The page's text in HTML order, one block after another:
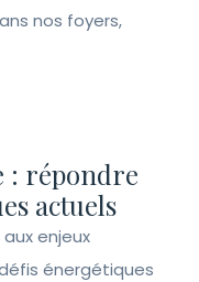
nos foyers,
: répondre
actuels
enjeux
énergétiques